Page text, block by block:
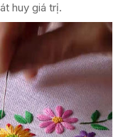
huy giá trị.